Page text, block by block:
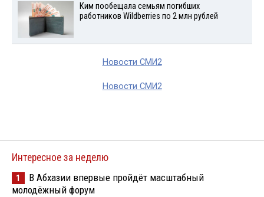
Ким пообещала семьям погибших
работников Wildberries по 2 млн рублей
Новости СМИ2
Новости СМИ2
Интересное за неделю
1
В Абхазии впервые пройдёт масштабный
молодёжный форум